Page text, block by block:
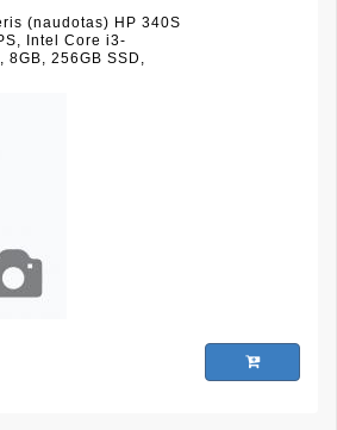
(naudotas) HP 340S
Intel Core i3-
8GB, 256GB SSD,